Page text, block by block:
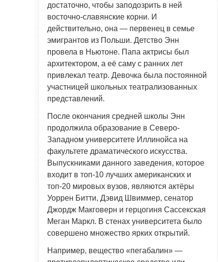
достаточно, чтобы заподозрить в ней
восточно-славянские корни. И
действительно, она — первенец в семье
эмигрантов из Польши. Детство Энн
провела в Ньютоне. Папа актрисы был
архитектором, а её саму с ранних лет
привлекал театр. Девочка была постоянной
участницей школьных театрализованных
представлений.
После окончания средней школы Энн
продолжила образование в Северо-
Западном университете Иллинойса на
факультете драматического искусства.
Выпускниками данного заведения, которое
входит в топ-10 лучших американских и
топ-20 мировых вузов, являются актёры
Уоррен Битти, Дэвид Швиммер, сенатор
Джордж Макговерн и герцогиня Сассекская
Меган Маркл. В стенах университета было
совершено множество ярких открытий.
Например, вещество «пегабалин» —